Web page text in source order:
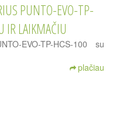
PUNTO-EVO-TP-
IR LAIKMAČIU
EVO-TP-HCS-100 su
plačiau